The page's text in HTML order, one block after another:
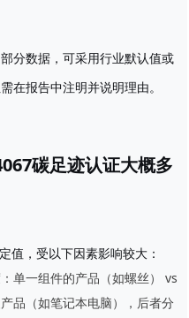
分数据，可采用行业默认值或
在报告中注明并说明理由。
碳足迹认证大概多
值，受以下因素影响较大：
：单一组件的产品（如螺丝） vs
品（如笔记本电脑），后者分